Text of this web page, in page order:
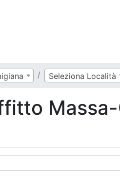
Seleziona Località